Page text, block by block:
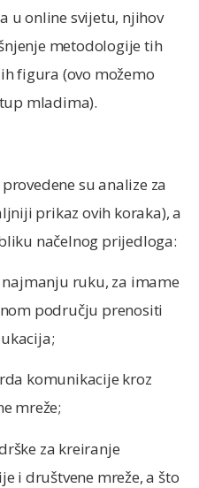
u online svijetu, njihov
metodologije tih
figura (ovo možemo
mladima).
su analize za
prikaz ovih koraka), a
načelnog prijedloga:
ruku, za imame
području prenositi
komunikacije kroz
mreže;
za kreiranje
i društvene mreže, a što